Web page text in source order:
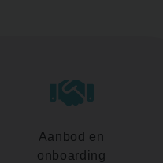
Aanbod en
onboarding